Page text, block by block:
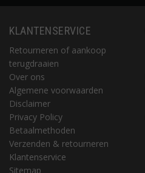
KLANTENSERVICE
Retourneren of aankoop
terugdraaien
Over ons
Algemene voorwaarden
Disclaimer
Privacy Policy
Betaalmethoden
Verzenden & retourneren
Klantenservice
Sitemap